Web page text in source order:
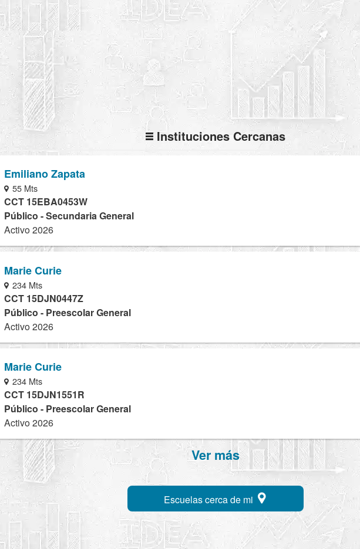
Instituciones Cercanas
Emiliano Zapata
55 Mts
CCT 15EBA0453W
Público - Secundaria General
Activo 2026
Marie Curie
234 Mts
CCT 15DJN0447Z
Público - Preescolar General
Activo 2026
Marie Curie
234 Mts
CCT 15DJN1551R
Público - Preescolar General
Activo 2026
Ver más
Escuelas cerca de mi